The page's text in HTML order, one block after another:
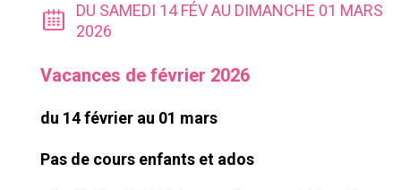
DU SAMEDI 14 FÉV AU DIMANCHE 01 MARS
2026
Vacances de février 2026
du 14 février au 01 mars
Pas de cours enfants et ados